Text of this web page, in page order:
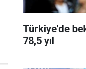
Türkiye'de
78,5 yıl